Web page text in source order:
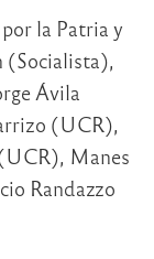
la Patria y
(Socialista),
Ávila
(UCR),
Manes
Randazzo